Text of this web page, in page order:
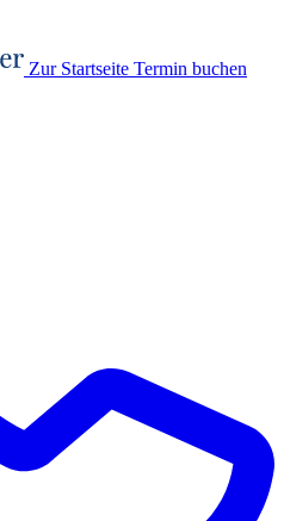
Zur Startseite Termin buchen